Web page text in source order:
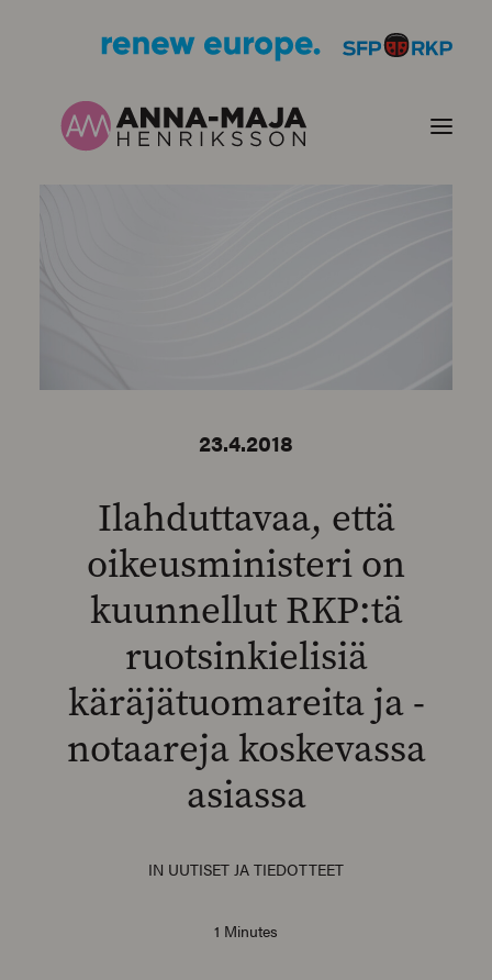
SEARCH
23.4.2018
Ilahduttavaa, että
oikeusministeri on
kuunnellut RKP:tä
ruotsinkielisiä
käräjätuomareita ja -
notaareja koskevassa
asiassa
IN UUTISET JA TIEDOTTEET
1 Minutes